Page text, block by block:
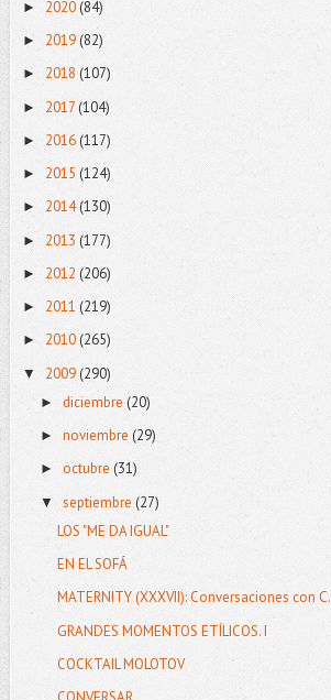
► 2020 (84)
► 2019 (82)
► 2018 (107)
► 2017(104)
► 2016 (117)
► 2015 (124)
► 2014(130)
► 2013 (177)
► 2012 (206)
► 2011 (219)
► 2010(265)
▼ 2009 (290)
► diciembre (20)
► noviembre (29)
► octubre (31)
▼ septiembre (27)
LOS "ME DA IGUAL"
EN EL SOFÁ
MATERNITY (XXXVII): Conversaciones con C.
GRANDES MOMENTOS ETÍLICOS. I
COCKTAIL MOLOTOV